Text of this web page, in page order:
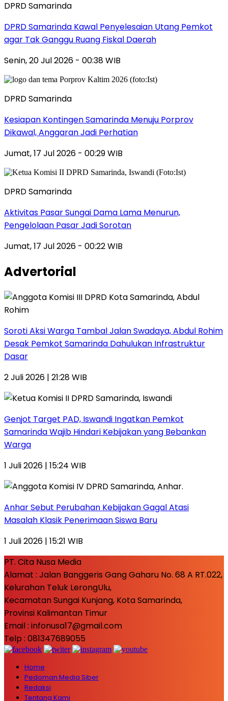
DPRD Samarinda
DPRD Samarinda Kawal Penyelesaian Utang Pemkot
agar Tak Ganggu Ruang Fiskal Daerah
Senin, 20 Jul 2026 - 00:38 WIB
DPRD Samarinda
Kesiapan Kontingen Samarinda Menuju Porprov
Dikawal, Anggaran Jadi Perhatian
Jumat, 17 Jul 2026 - 00:29 WIB
DPRD Samarinda
Aktivitas Pasar Sungai Dama Lama Menurun,
Pengelolaan Pasar Jadi Sorotan
Jumat, 17 Jul 2026 - 00:22 WIB
Advertorial
Soroti Aksi Warga Tambal Jalan Swadaya, Abdul Rohim
Desak Pemkot Samarinda Dahulukan Infrastruktur
Dasar
2 Juli 2026 | 21:28 WIB
Genjot Target PAD, Iswandi Ingatkan Pemkot
Samarinda Wajib Hindari Kebijakan yang Bebankan
Warga
1 Juli 2026 | 15:24 WIB
Anhar Sebut Perubahan Kebijakan Gagal Atasi
Masalah Klasik Penerimaan Siswa Baru
1 Juli 2026 | 15:21 WIB
PT. Cita Nusa Media
Alamat : Jalan Banggeris Gang Gaharu No. 68 A RT.022,
Kelurahan Teluk LerongUlu,
Kecamatan Sungai Kunjang, Kota Samarinda,
Provinsi Kalimantan Timur
Email : infonusa17@gmail.com
Telp : 081347689055
Home
Pedoman Media Siber
Redaksi
Tentang Kami